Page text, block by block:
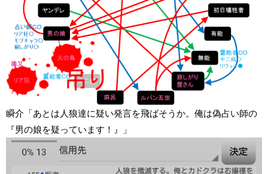
瞬介「あとは人狼達に疑い発言を飛ばそうか。俺は偽占い師の
『男の娘を疑っています！』」